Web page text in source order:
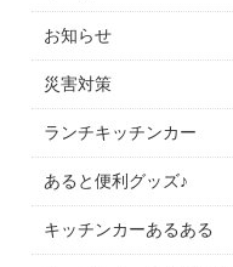
お知らせ
災害対策
ランチキッチンカー
あると便利グッズ♪
キッチンカーあるある